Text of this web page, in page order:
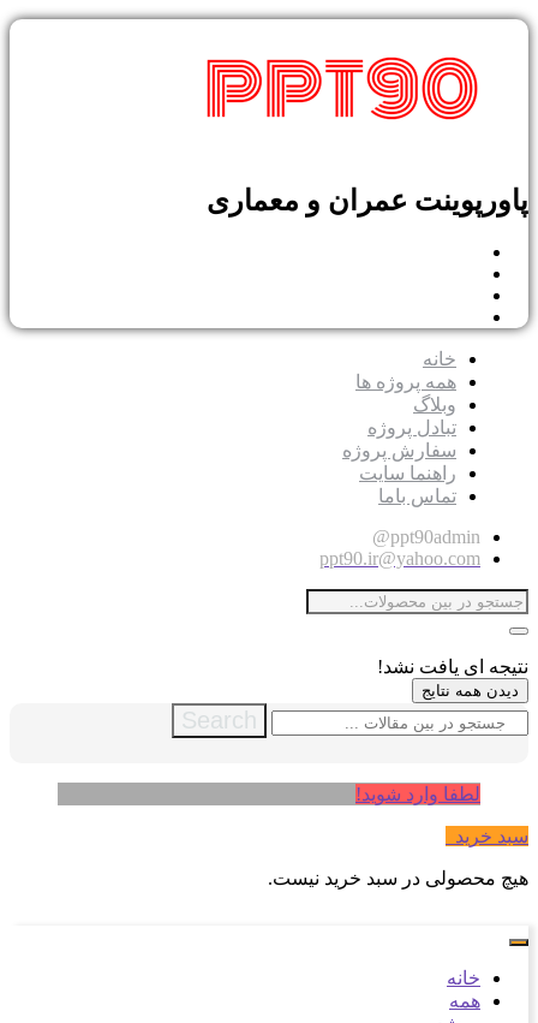
پاورپوینت عمران و معماری
خانه
همه پروژه ها
وبلاگ
تبادل پروژه
سفارش پروژه
راهنما سایت
تماس باما
ppt90admin@
ppt90.ir@yahoo.com
نتیجه ای یافت نشد!
دیدن همه نتایج
Search
لطفا وارد شوید!
سبد خرید
هیچ محصولی در سبد خرید نیست.
خانه
همه